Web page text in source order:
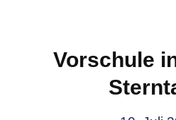
Vorschule